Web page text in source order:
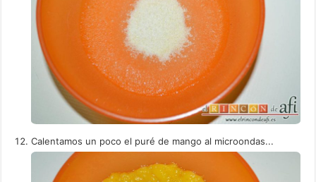
Calentamos un poco el puré de mango al microondas...